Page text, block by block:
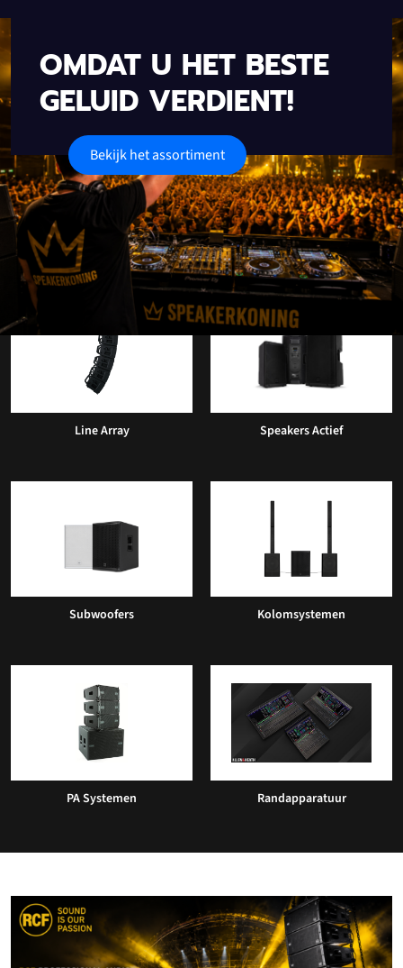
OMDAT U HET BESTE
GELUID VERDIENT!
Bekijk het assortiment
Onze populaire categorieën
Line Array Speakers Actief
Subwoofers Kolomsystemen
PA Systemen Randapparatuur